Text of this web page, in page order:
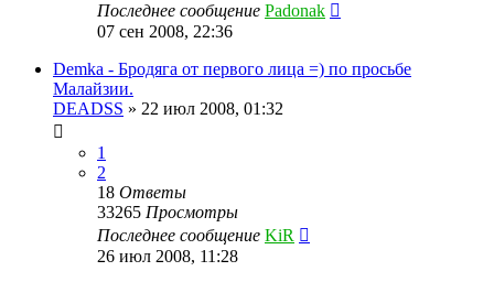
Последнее сообщение Padonak
07 сен 2008, 22:36
Demka - Бродяга от первого лица =) по просьбе
Малайзии.
DEADSS » 22 июл 2008, 01:32
1
2
18 Ответы
33265 Просмотры
Последнее сообщение KiR
26 июл 2008, 11:28